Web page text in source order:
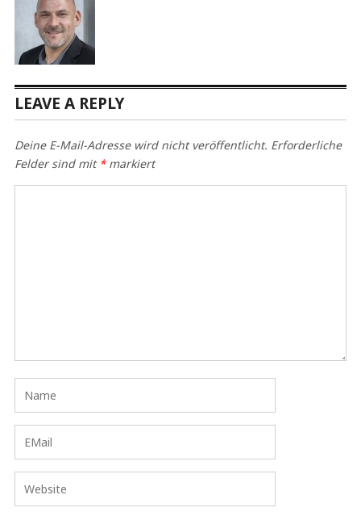
LEAVE A REPLY
Deine E-Mail-Adresse wird nicht veröffentlicht. Erforderliche
Felder sind mit *markiert